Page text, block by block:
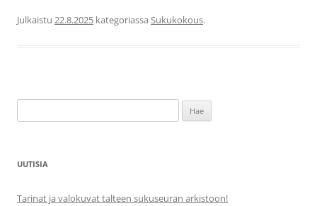
Julkaistu 22.8.2025 kategoriassa Sukukokous.
UUTISIA
Tarinat ja valokuvat talteen sukuseuran arkistoon!